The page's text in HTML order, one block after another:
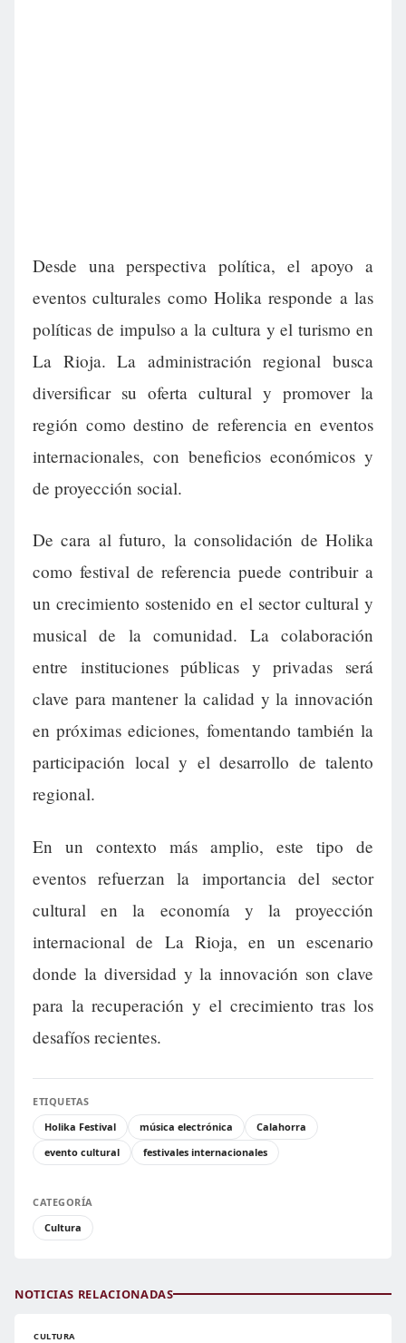
Desde una perspectiva política, el apoyo a
eventos culturales como Holika responde a las
políticas de impulso a la cultura y el turismo en
La Rioja. La administración regional busca
diversificar su oferta cultural y promover la
región como destino de referencia en eventos
internacionales, con beneficios económicos y
de proyección social.
De cara al futuro, la consolidación de Holika
como festival de referencia puede contribuir a
un crecimiento sostenido en el sector cultural y
musical de la comunidad. La colaboración
entre instituciones públicas y privadas será
clave para mantener la calidad y la innovación
en próximas ediciones, fomentando también la
participación local y el desarrollo de talento
regional.
En un contexto más amplio, este tipo de
eventos refuerzan la importancia del sector
cultural en la economía y la proyección
internacional de La Rioja, en un escenario
donde la diversidad y la innovación son clave
para la recuperación y el crecimiento tras los
desafíos recientes.
ETIQUETAS
Holika Festival
música electrónica
Calahorra
evento cultural
festivales internacionales
CATEGORÍA
Cultura
NOTICIAS RELACIONADAS
CULTURA